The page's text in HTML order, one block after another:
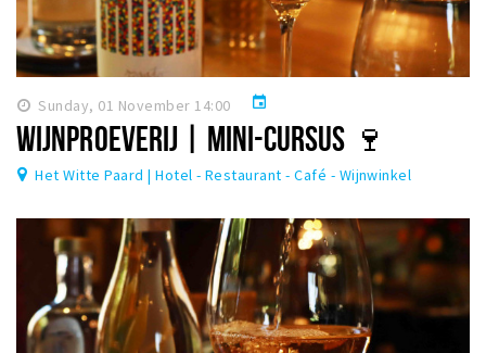
Sunday, 01 November 14:00 event
WIJNPROEVERIJ | MINI-CURSUS 🍷
Het Witte Paard | Hotel - Restaurant - Café - Wijnwinkel